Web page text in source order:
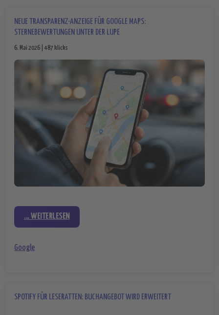
NEUE TRANSPARENZ-ANZEIGE FÜR GOOGLE MAPS:
STERNEBEWERTUNGEN UNTER DER LUPE
6. Mai 2026 | 487 klicks
... WEITERLESEN
Google
SPOTIFY FÜR LESERATTEN: BUCHANGEBOT WIRD ERWEITERT